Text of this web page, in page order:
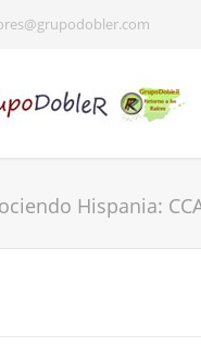
Hispania: